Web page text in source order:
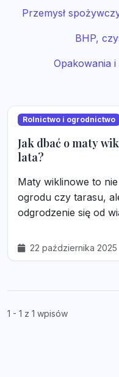
Przemysł
BHP,
Opakowania
Rolnictwo i ogrodnictwo
Jak dbać o maty
lata?
Maty wiklinowe to
ogrodu czy tarasu,
odgrodzenie się od
22 października 2025
1 - 1 z 1 wpisów